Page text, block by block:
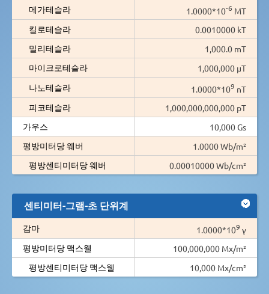
메가테슬라
1.0000*10-6 MT
킬로테슬라
0.0010000 kT
밀리테슬라
1,000.0 mT
마이크로테슬라
1,000,000 µT
나노테슬라
1.0000*109 nT
피코테슬라
1,000,000,000,000 pT
가우스
10,000 Gs
평방미터당 웨버
1.0000 Wb/m²
평방센티미터당 웨버
0.00010000 Wb/cm²
센티미터-그램-초 단위계
감마 1.0000*109 γ
평방미터당 맥스웰
100,000,000 Mx/m²
평방센티미터당 맥스웰
10,000 Mx/cm²